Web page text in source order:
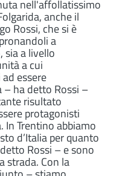
nell'affollatissimo
anche il
Rossi, che si è
a
sia a livello
a cui
essere
ha detto Rossi –
risultato
protagonisti
Trentino abbiamo
d’Italia per quanto
Rossi – e sono
strada. Con la